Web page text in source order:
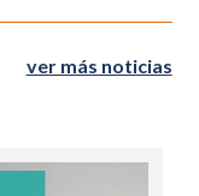
ver más noticias